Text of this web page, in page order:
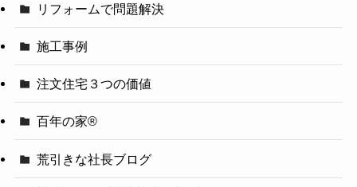
リフォームで問題解決
施工事例
注文住宅３つの価値
百年の家®️
荒引きな社長ブログ